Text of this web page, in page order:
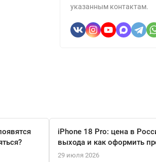
указанным контактам.
iPhone 18 Pro: цена в
выхода и как оформить
29 июля 2026